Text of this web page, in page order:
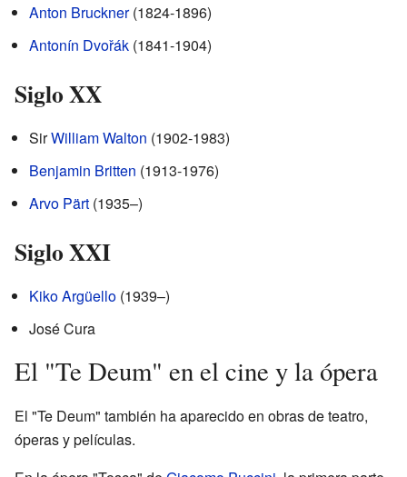
Anton Bruckner(1824-1896)
Antonín Dvořák (1841-1904)
Siglo XX
SirWilliam Walton (1902-1983)
Benjamin Britten (1913-1976)
Arvo Pärt (1935–)
Siglo XXI
Kiko Argüello (1939–)
José Cura
El "Te Deum" en el cine y la ópera
El "Te Deum" también ha aparecido en obras de teatro,
óperas y películas.